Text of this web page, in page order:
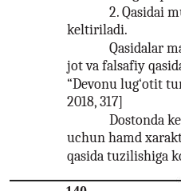
2. Qasidai
keltiriladi.
Qasidalar
jot va falsafiy
“Devonu lug‘otit
2018, 317]
Dostonda
uchun hamd
qasida tuzilishiga